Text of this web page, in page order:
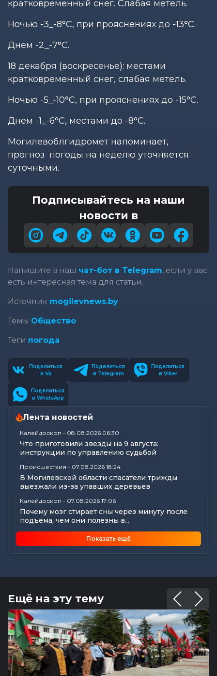
кратковременный снег. Слабая метель.
Ночью -3_-8°С, при прояснениях до -13°С.
Днем -2_-7°С.
18 декабря (воскресенье): местами
кратковременный снег, слабая метель.
Ночью -5_-10°С, при прояснениях до -15°С.
Днем -1_-6°С, местами до -8°С.
Могилевоблгидромет напоминает,
прогноз погоды на неделю уточняется
суточными.
Подписывайтесь на наши
новости в
Напишите в наш чат-бот в Telegram, если у вас
есть интересная тема для статьи.
Источник mogilevnews.by
Темы Общество
Теги погода
Поделиться
в Vk
Поделиться
в Telegram
Поделиться
в Viber
Поделиться
в WhatsApp
Лента новостей
Калейдоскоп - 08.08.2026 06:30
Что приготовили звезды на 9 августа:
инструкции по управлению судьбой
Происшествия - 07.08.2026 18:24
В Могилевской области спасатели трижды
выезжали из-за упавших деревьев
Калейдоскоп - 07.08.2026 17:06
Почему мозг стирает сны через минуту после
подъема, чем они полезны в...
Чем обернулась незаконная минимизация
налоговых обязательств для...
Цифры, технологии и кадры: главные итоги
Общество -07.08.2026 15:05
В Могилеве предали земле останки более 140
жертв геноцида...
Общество -07.08.2026 15:00
Погода 8 августа в Могилевской области: не
выше +24°С, порывистый...
Общество 07.08.2026 14:32
Показать ещё
Ещё на эту тему